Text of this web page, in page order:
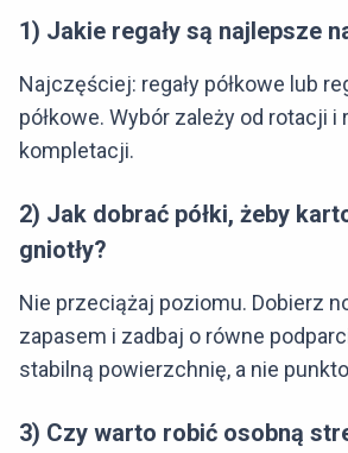
1) Jakie regały są najlepsze
Najczęściej: regały półkowe lub
półkowe. Wybór zależy od rotacji i
kompletacji.
2) Jak dobrać półki, żeby
gniotły?
Nie przeciążaj poziomu. Dobierz
zapasem i zadbaj o równe
stabilną powierzchnię, a nie
3) Czy warto robić osobną